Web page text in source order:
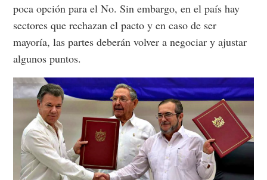
poca opción para el No. Sin embargo, en el país hay
sectores que rechazan el pacto y en caso de ser
mayoría, las partes deberán volver a negociar y ajustar
algunos puntos.